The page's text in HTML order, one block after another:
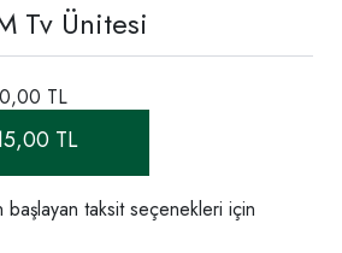
Tv Ünitesi
TL
TL
taksit seçenekleri için